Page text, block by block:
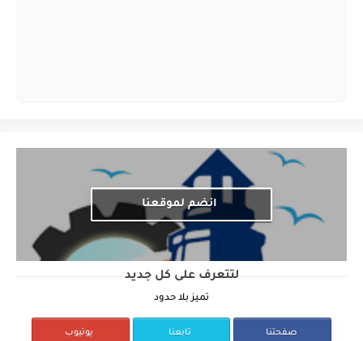
انضم لموقعنا
لتتعرف على كل جديد
تميز بلا حدود
صفحتنا تابعنا يوتيوب